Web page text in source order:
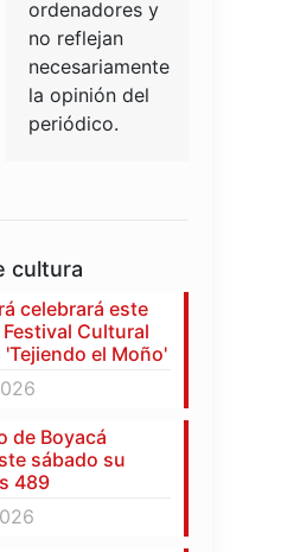
ordenadores y
no reflejan
necesariamente
la opinión del
periódico.
cultura
celebrará este
Cultural
el Moño'
de Boyacá
sábado su
489